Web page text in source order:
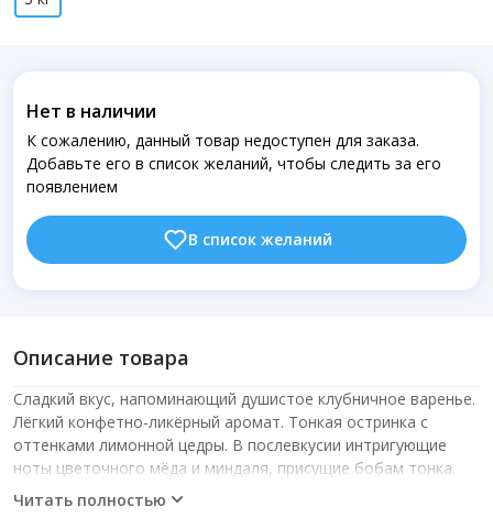
Нет в наличии
К сожалению, данный товар недоступен для заказа.
Добавьте его в список желаний, чтобы следить за его
появлением
В список желаний
Описание товара
Сладкий вкус, напоминающий душистое клубничное варенье.
Лёгкий конфетно-ликёрный аромат. Тонкая остринка с
оттенками лимонной цедры. В послевкусии интригующие
ноты цветочного мёда и миндаля, присущие бобам тонка.
Кислинка-2, Насыщенность-4, Горчинка-1, Терпкость-1­ --
Читать полностью